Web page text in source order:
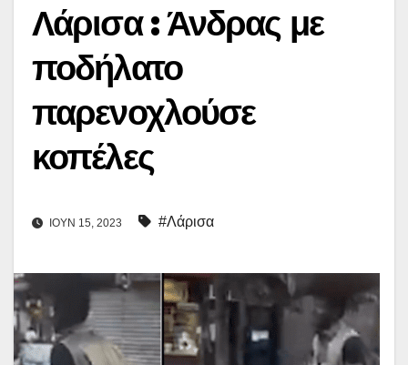
Λάρισα : Άνδρας με
ποδήλατο
παρενοχλούσε
κοπέλες
ΙΟΎΝ 15, 2023 #Λάρισα